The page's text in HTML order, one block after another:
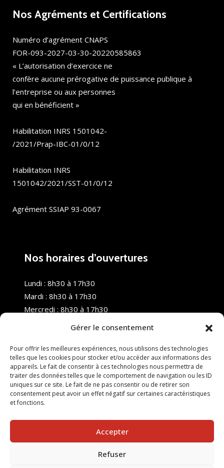
Gérer le consentement
Pour offrir les meilleures expériences, nous utilisons des technologies
telles que les cookies pour stocker et/ou accéder aux informations des
appareils. Le fait de consentir à ces technologies nous permettra de
traiter des données telles que le comportement de navigation ou les ID
uniques sur ce site. Le fait de ne pas consentir ou de retirer son
consentement peut avoir un effet négatif sur certaines caractéristiques
et fonctions.
Accepter
Refuser
Nos Agréments et Certifications
Numéro d’agrément CNAPS
FOR-093-2027-03-30-20220585863
« L’autorisation d’exercice ne
confère aucune prérogative de puissance publique à
l’entreprise ou aux personnes
qui en bénéficient »
Habilitation INRS 1501042-
/2021/Prap-IBC-01/0/12
Habilitation INRS
1501042/2021/SST-01/0/12
Agrément SSIAP 93-0067
Nos horaires d’ouvertures
Lundi : 8h30 à 17h30
Mardi : 8h30 à 17h30
Mercredi : 8h30 à 17h30
Samedi : Fermé
Dimanche : Fermé
© 2025 Nouvel R Formation - TOUS DROITS RÉSERVÉS -